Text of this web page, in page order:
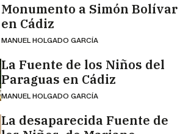
Monumento a Simón Bolívar
en Cádiz
MANUEL HOLGADO GARCÍA
La Fuente de los Niños del
Paraguas en Cádiz
MANUEL HOLGADO GARCÍA
La desaparecida Fuente de